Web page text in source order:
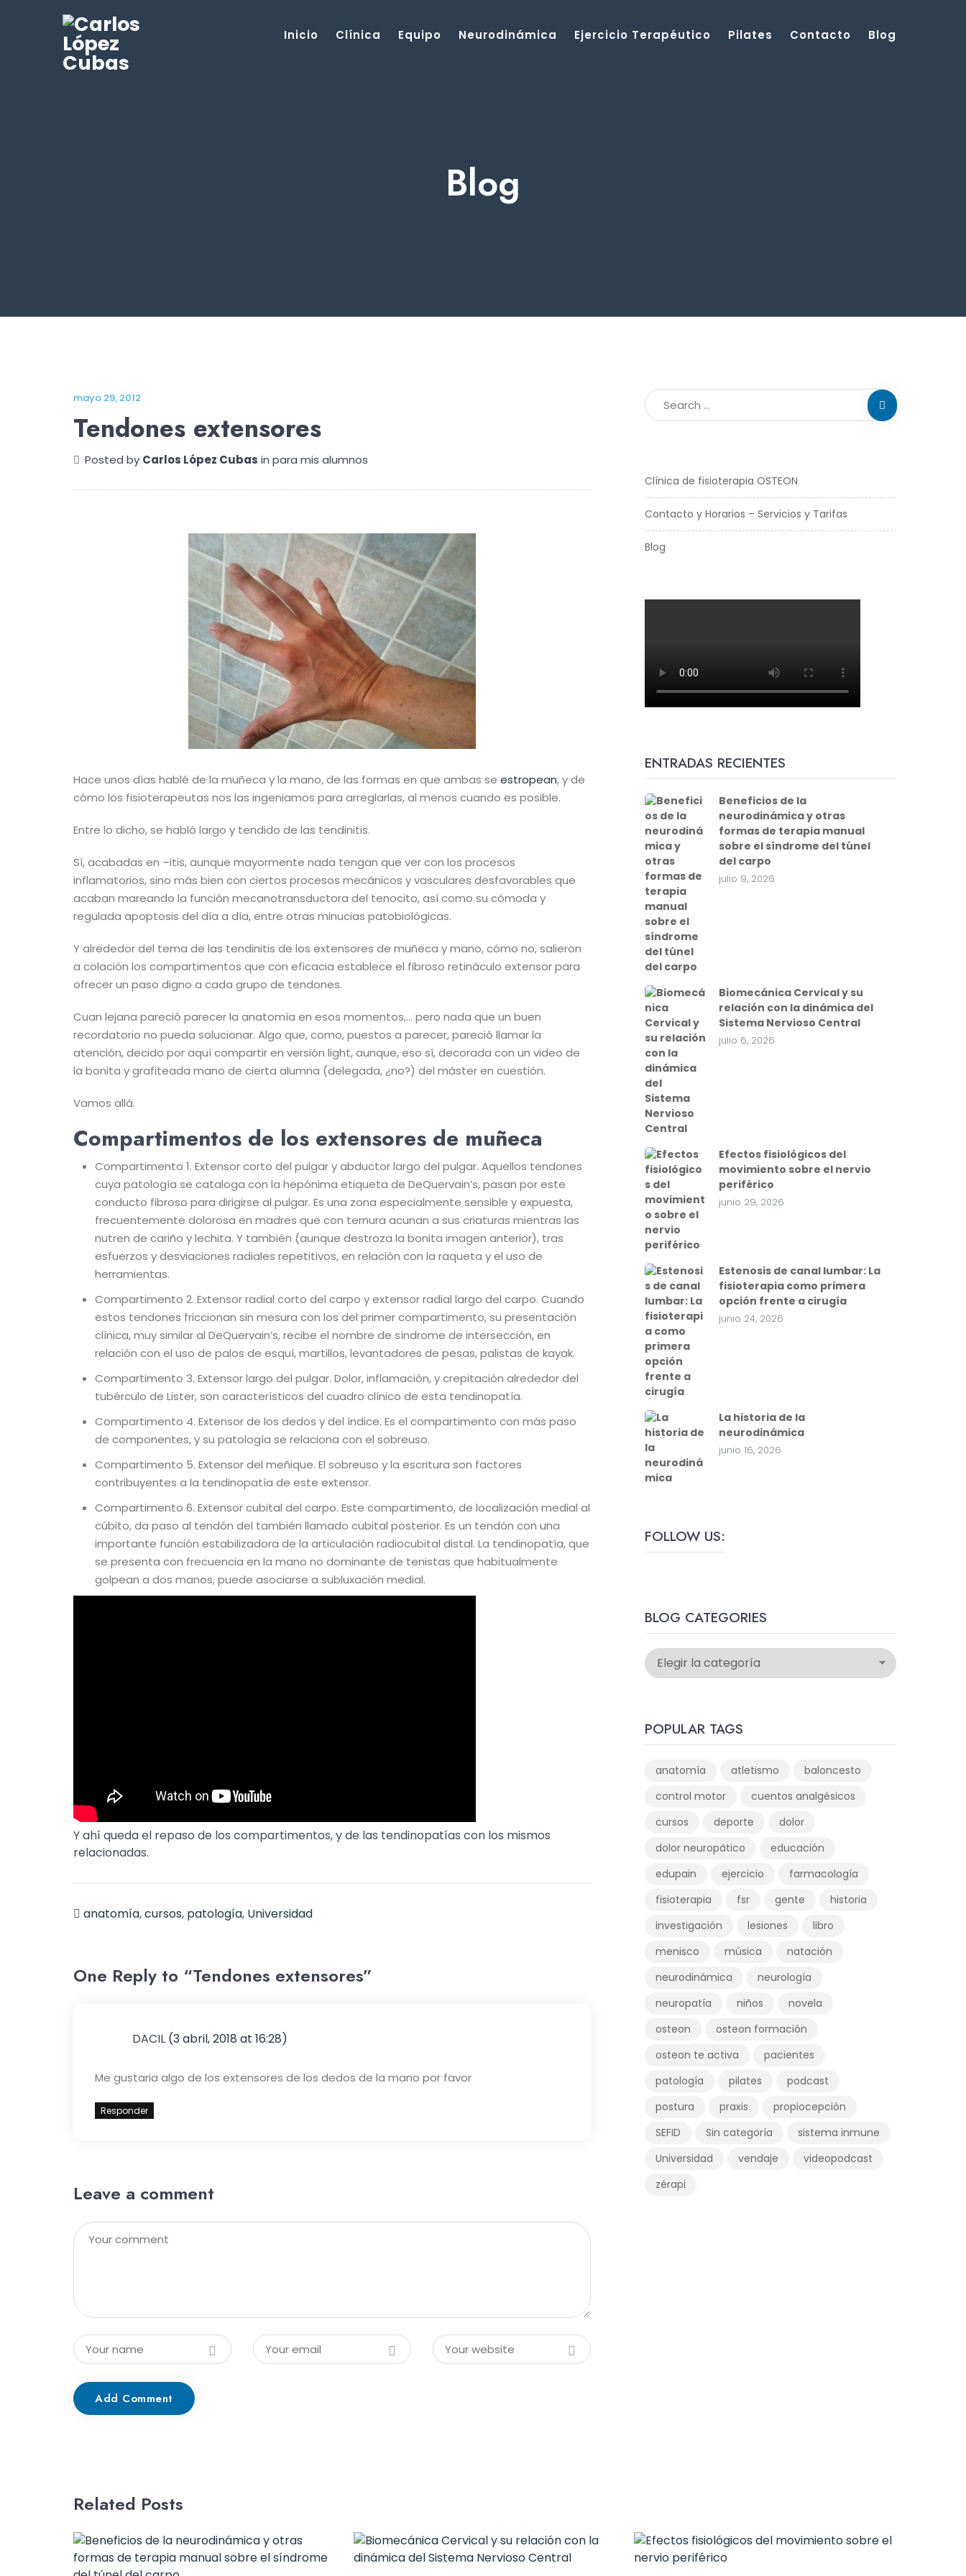
Inicio Clínica Equipo Neurodinámica Ejercicio Terapéutico Pilates Contacto Blog
Blog
mayo 29, 2012
Tendones extensores
Posted by Carlos López Cubas in para mis alumnos
Hace unos días hablé de la muñeca y la mano, de las formas en que ambas se estropean, y de
cómo los fisioterapeutas nos las ingeniamos para arreglarlas, al menos cuando es posible.
Entre lo dicho, se habló largo y tendido de las tendinitis.
Sí, acabadas en –itis, aunque mayormente nada tengan que ver con los procesos
inflamatorios, sino más bien con ciertos procesos mecánicos y vasculares desfavorables que
acaban mareando la función mecanotransductora del tenocito, así como su cómoda y
regulada apoptosis del día a día, entre otras minucias patobiológicas.
Y alrededor del tema de las tendinitis de los extensores de muñeca y mano, cómo no, salieron
a colación los compartimentos que con eficacia establece el fibroso retináculo extensor para
ofrecer un paso digno a cada grupo de tendones.
Cuan lejana pareció parecer la anatomía en esos momentos,… pero nada que un buen
recordatorio no pueda solucionar. Algo que, como, puestos a parecer, pareció llamar la
atención, decido por aquí compartir en versión light, aunque, eso sí, decorada con un video de
la bonita y grafiteada mano de cierta alumna (delegada, ¿no?) del máster en cuestión.
Vamos allá.
Compartimentos de los extensores de muñeca
Compartimento 1. Extensor corto del pulgar y abductor largo del pulgar. Aquellos tendones
cuya patología se cataloga con la hepónima etiqueta de DeQuervain’s, pasan por este
conducto fibroso para dirigirse al pulgar. Es una zona especialmente sensible y expuesta,
frecuentemente dolorosa en madres que con ternura acunan a sus criaturas mientras las
nutren de cariño y lechita. Y también (aunque destroza la bonita imagen anterior), tras
esfuerzos y desviaciones radiales repetitivos, en relación con la raqueta y el uso de
herramientas.
Compartimento 2. Extensor radial corto del carpo y extensor radial largo del carpo. Cuando
estos tendones friccionan sin mesura con los del primer compartimento, su presentación
clínica, muy similar al DeQuervain’s, recibe el nombre de síndrome de intersección, en
relación con el uso de palos de esquí, martillos, levantadores de pesas, palistas de kayak.
Compartimento 3. Extensor largo del pulgar. Dolor, inflamación, y crepitación alrededor del
tubérculo de Lister, son característicos del cuadro clínico de esta tendinopatía.
Compartimento 4. Extensor de los dedos y del índice. Es el compartimento con más paso
de componentes, y su patología se relaciona con el sobreuso.
Compartimento 5. Extensor del meñique. El sobreuso y la escritura son factores
contribuyentes a la tendinopatía de este extensor.
Compartimento 6. Extensor cubital del carpo. Este compartimento, de localización medial al
cúbito, da paso al tendón del también llamado cubital posterior. Es un tendón con una
importante función estabilizadora de la articulación radiocubital distal. La tendinopatía, que
se presenta con frecuencia en la mano no dominante de tenistas que habitualmente
golpean a dos manos, puede asociarse a subluxación medial.
Y ahí queda el repaso de los compartimentos, y de las tendinopatías con los mismos
relacionadas.
anatomía,cursos, patología, Universidad
One Reply to “Tendones extensores”
DACIL (3 abril, 2018 at 16:28)
Me gustaria algo de los extensores de los dedos de la mano por favor
Responder
Leave a comment
Add Comment
Clínica de fisioterapia OSTEON
Contacto y Horarios – Servicios y Tarifas
Blog
ENTRADAS RECIENTES
Beneficios de la
neurodinámica y otras
formas de terapia manual
sobre el síndrome del túnel
del carpo
julio 9, 2026
Biomecánica Cervical y su
relación con la dinámica del
Sistema Nervioso Central
julio 6, 2026
Efectos fisiológicos del
movimiento sobre el nervio
periférico
junio 29, 2026
Estenosis de canal lumbar: La
fisioterapia como primera
opción frente a cirugía
junio 24, 2026
La historia de la
neurodinámica
junio 16, 2026
FOLLOW US:
BLOG CATEGORIES
POPULAR TAGS
anatomía atletismo
baloncesto
control motor
cuentos analgésicos
cursos
deporte
dolor
dolor neuropático
educación
edupain
ejercicio
farmacología
fisioterapia
fsr gente
historia
investigación
lesiones
libro
menisco
música
natación
neurodinámica
neurología
neuropatía
niños
novela
osteon
osteon formación
osteon te activa
pacientes
patología
pilates
podcast
postura
praxis
propiocepción
SEFID
Sin categoría
sistema inmune
Universidad
vendaje
videopodcast
zérapi
Related Posts